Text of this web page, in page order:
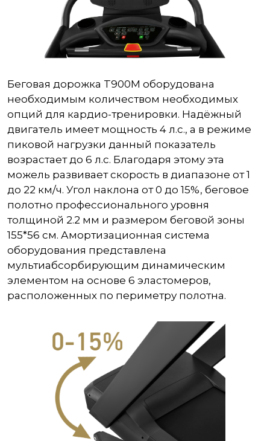
Беговая дорожка T900M оборудована
необходимым количеством необходимых
опций для кардио-тренировки. Надёжный
двигатель имеет мощность 4 л.с., а в режиме
пиковой нагрузки данный показатель
возрастает до 6 л.с. Благодаря этому эта
можель развивает скорость в диапазоне от 1
до 22 км/ч. Угол наклона от 0 до 15%, беговое
полотно профессионального уровня
толщиной 2.2 мм и размером беговой зоны
155*56 cм. Амортизационная система
оборудования представлена
мультиабсорбирующим динамическим
элементом на основе 6 эластомеров,
расположенных по периметру полотна.